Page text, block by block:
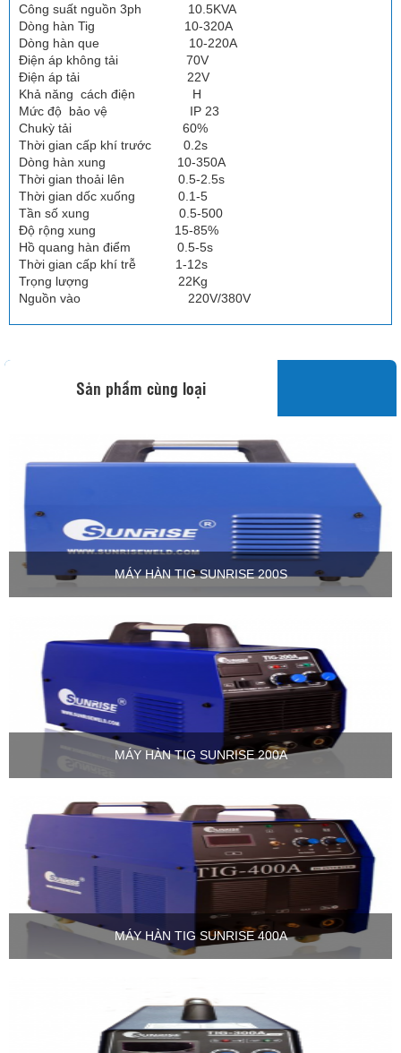
Công suất nguồn 3ph 10.5KVA
Dòng hàn Tig 10-320A
Dòng hàn que 10-220A
Điện áp không tải 70V
Điện áp tải 22V
Khả năng cách điện H
Mức độ bảo vệ IP 23
Chukỳ tải 60%
Thời gian cấp khí trước 0.2s
Dòng hàn xung 10-350A
Thời gian thoải lên 0.5-2.5s
Thời gian dốc xuống 0.1-5
Tần số xung 0.5-500
Độ rộng xung 15-85%
Hồ quang hàn điểm 0.5-5s
Thời gian cấp khí trễ 1-12s
Trọng lượng 22Kg
Nguồn vào 220V/380V
Sản phẩm cùng loại
MÁY HÀN TIG SUNRISE 200S
MÁY HÀN TIG SUNRISE 200A
MÁY HÀN TIG SUNRISE 400A